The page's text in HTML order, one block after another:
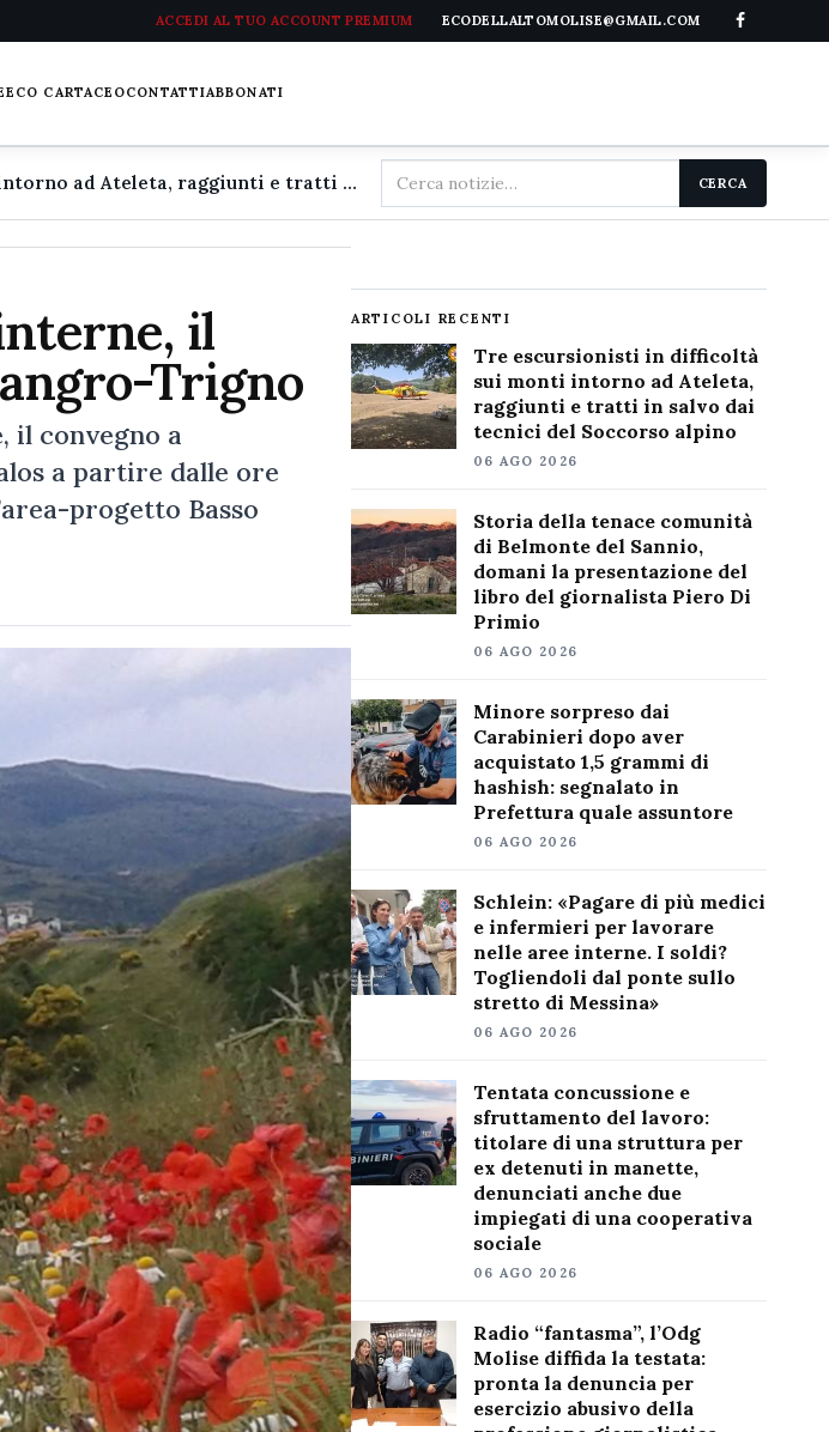
ACCEDI AL TUO ACCOUNT PREMIUM ECODELLALTOMOLISE@GMAIL.COM
ECO CARTACEOCONTATTIABBONATI
Tre escursionisti in difficoltà sui monti intorno ad Ateleta, raggiunti e tratti in salvo dai tecnici del Soccorso alpino
Cerca
nel
CERCA
il
Trigno
il convegno a
a partire dalle ore
progetto Basso
ARTICOLI RECENTI
Tre escursionisti in difficoltà
sui monti intorno ad Ateleta,
raggiunti e tratti in salvo dai
tecnici del Soccorso alpino
06 AGO 2026
Storia della tenace comunità
di Belmonte del Sannio,
domani la presentazione del
libro del giornalista Piero Di
Primio
06 AGO 2026
Minore sorpreso dai
Carabinieri dopo aver
acquistato 1,5 grammi di
hashish: segnalato in
Prefettura quale assuntore
06 AGO 2026
Schlein: «Pagare di più medici
e infermieri per lavorare
nelle aree interne. I soldi?
Togliendoli dal ponte sullo
stretto di Messina»
06 AGO 2026
Tentata concussione e
sfruttamento del lavoro:
titolare di una struttura per
ex detenuti in manette,
denunciati anche due
impiegati di una cooperativa
sociale
06 AGO 2026
Radio “fantasma”, l’Odg
Molise diffida la testata:
pronta la denuncia per
esercizio abusivo della